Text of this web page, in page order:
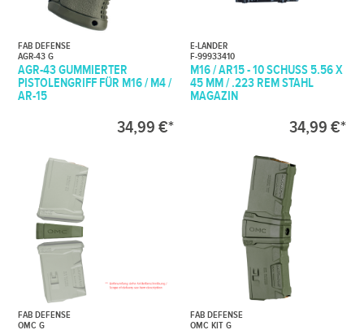
FAB DEFENSE
AGR-43 G
AGR-43 GUMMIERTER
PISTOLENGRIFF FÜR M16 / M4 /
AR-15
34,99 €*
E-LANDER
F-99933410
M16 / AR15 - 10 SCHUSS 5.56 X
45 MM / .223 REM STAHL
MAGAZIN
34,99 €*
FAB DEFENSE
OMC G
FAB DEFENSE
OMC KIT G